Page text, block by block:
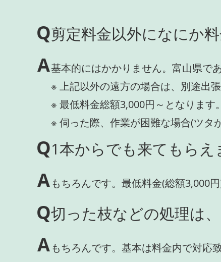
Q剪定料金以外になにか
A基本的にはかかりません。富山県で
※ 上記以外の遠方の場合は、別途出張
※ 最低料金総額3,000円～となります。
※ 伺った際、作業が困難な場合(ツタ
Q1本からでも来てもらえ
Aもちろんです。最低料金(総額3,000
Q切った枝などの処理は
Aもちろんです。基本は料金内で対応